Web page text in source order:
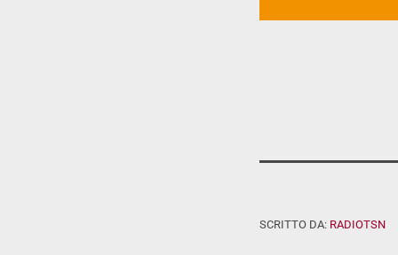
SCRITTO DA: RADIOTSN